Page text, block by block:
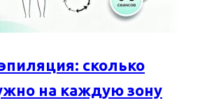
сколько
на каждую зону